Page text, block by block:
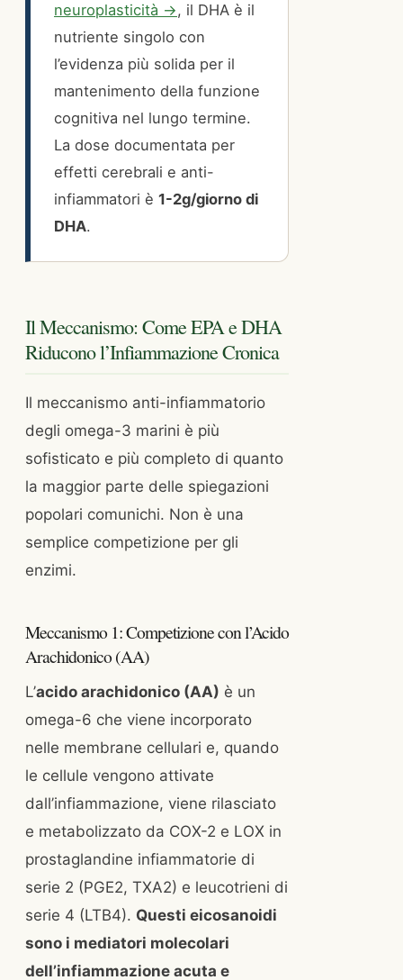
neuroplasticità →, il DHA è il
nutriente singolo con
l’evidenza più solida per il
mantenimento della funzione
cognitiva nel lungo termine.
La dose documentata per
effetti cerebrali e anti-
infiammatori è 1-2g/giorno di
DHA.
Il Meccanismo: Come EPA e DHA
Riducono l’Infiammazione Cronica
Il meccanismo anti-infiammatorio
degli omega-3 marini è più
sofisticato e più completo di quanto
la maggior parte delle spiegazioni
popolari comunichi. Non è una
semplice competizione per gli
enzimi.
Meccanismo 1: Competizione con l’Acido
Arachidonico (AA)
L’acido arachidonico (AA) è un
omega-6 che viene incorporato
nelle membrane cellulari e, quando
le cellule vengono attivate
dall’infiammazione, viene rilasciato
e metabolizzato da COX-2 e LOX in
prostaglandine infiammatorie di
serie 2 (PGE2, TXA2) e leucotrieni di
serie 4 (LTB4). Questi eicosanoidi
sono i mediatori molecolari
dell’infiammazione acuta e